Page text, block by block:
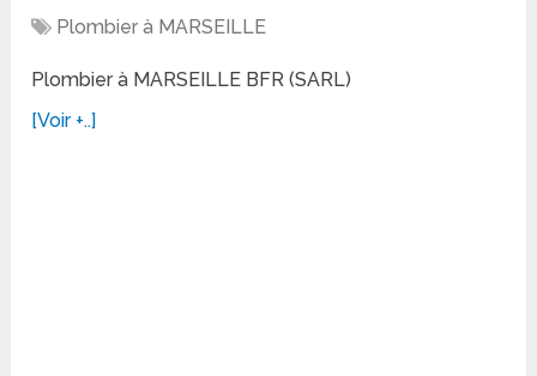
Plombier à MARSEILLE
Plombier à MARSEILLE BFR (SARL)
[Voir +..]